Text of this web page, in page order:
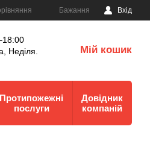
Бажання Вхід
Неділя. Мій кошик
Протипожежні
послуги
Довідник
компаній